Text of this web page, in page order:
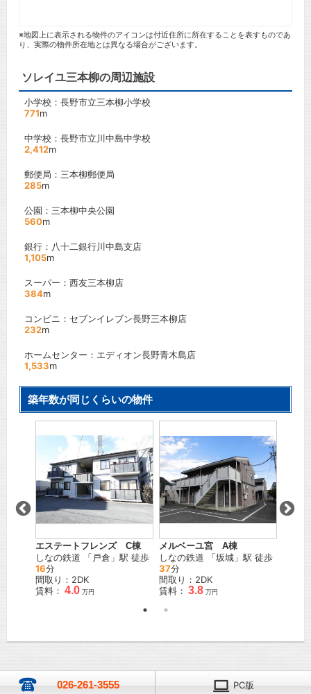
※地図上に表示される物件のアイコンは付近住所に所在することを表すものであ
り、実際の物件所在地とは異なる場合がございます。
ソレイユ三本柳の周辺施設
小学校：長野市立三本柳小学校
771m
中学校：長野市立川中島中学校
2,412m
郵便局：三本柳郵便局
285m
公園：三本柳中央公園
560m
銀行：八十二銀行川中島支店
1,105m
スーパー：西友三本柳店
384m
コンビニ：セブンイレブン長野三本柳店
232m
ホームセンター：エディオン長野青木島店
1,533m
築年数が同じくらいの物件
エステートフレンズ C棟
しなの鉄道 「戸倉 」駅 徒歩
16分
間取り：2DK
賃料： 4.0 万円
メルベーユ宮 A棟
しなの鉄道 「坂城 」駅 徒歩
37分
間取り：2DK
賃料： 3.8 万円
026-261-3555 PC版